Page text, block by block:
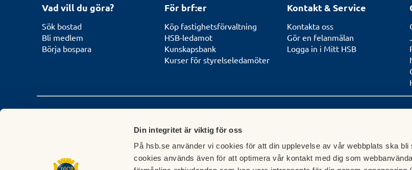
Din integritet är viktig för oss
På hsb.se använder vi cookies för att din upplevelse av vår webbplats ska
cookies används även för att optimera vår kontakt med dig som
Vad vill du göra?
Sök bostad
Bli medlem
Börja bospara
För brf:er
Köp fastighetsförvaltning
HSB-ledamot
Kunskapsbank
Kurser för styrelseledamöter
Kontakt & Service
Kontakta oss
Gör en felanmälan
Logga in i Mitt HSB
0771-10 10 30
servicecenter.mg@hsb.se
0771-10 10 30 - dygnet runt
felanmalan.mg@hsb.se
Postadress huvudkontor
Box 628